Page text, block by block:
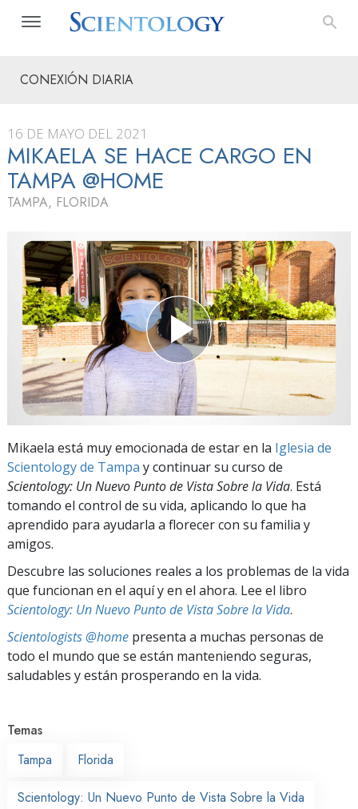
CONEXIÓN DIARIA
16 DE MAYO DEL 2021
MIKAELA SE HACE CARGO EN
TAMPA @HOME
TAMPA, FLORIDA
Mikaela está muy emocionada de estar en la Iglesia de
Scientology de Tampa y continuar su curso de
Scientology: Un Nuevo Punto de Vista Sobre la Vida. Está
tomando el control de su vida, aplicando lo que ha
aprendido para ayudarla a florecer con su familia y
amigos.
Descubre las soluciones reales a los problemas de la vida
que funcionan en el aquí y en el ahora. Lee el libro
Scientology: Un Nuevo Punto de Vista Sobre la Vida.
Scientologists @home presenta a muchas personas de
todo el mundo que se están manteniendo seguras,
saludables y están prosperando en la vida.
Temas
Tampa
Florida
Scientology: Un Nuevo Punto de Vista Sobre la Vida